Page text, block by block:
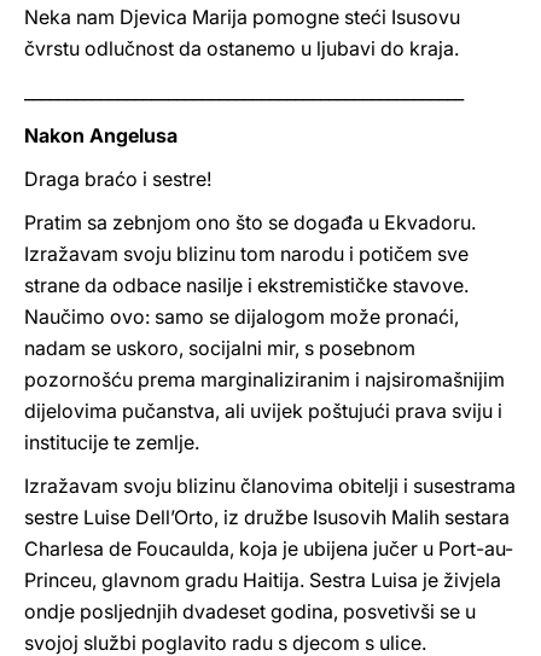
Neka nam Djevica Marija pomogne steći Isusovu
čvrstu odlučnost da ostanemo u ljubavi do kraja.
Nakon Angelusa
Draga braćo i sestre!
Pratim sa zebnjom ono što se događa u Ekvadoru.
Izražavam svoju blizinu tom narodu i potičem sve
strane da odbace nasilje i ekstremističke stavove.
Naučimo ovo: samo se dijalogom može pronaći,
nadam se uskoro, socijalni mir, s posebnom
pozornošću prema marginaliziranim i najsiromašnijim
dijelovima pučanstva, ali uvijek poštujući prava sviju i
institucije te zemlje.
Izražavam svoju blizinu članovima obitelji i susestrama
sestre Luise Dell’Orto, iz družbe Isusovih Malih sestara
Charlesa de Foucaulda, koja je ubijena jučer u Port-au-
Princeu, glavnom gradu Haitija. Sestra Luisa je živjela
ondje posljednjih dvadeset godina, posvetivši se u
svojoj službi poglavito radu s djecom s ulice.